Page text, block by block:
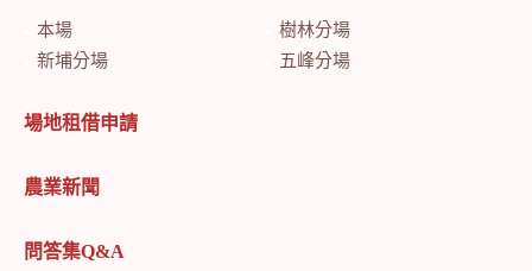
本場
樹林分場
新埔分場
五峰分場
場地租借申請
農業新聞
問答集Q&A